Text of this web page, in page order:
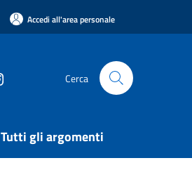
Accedi all'area personale
Cerca
Tutti gli argomenti